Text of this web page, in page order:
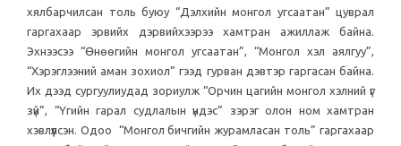
хялбарчилсан толь буюу “Дэлхийн монгол угсаатан” цуврал
гаргахаар эрвийх дэрвийхээрээ хамтран ажиллаж байна.
Эхнээсээ “Өнөөгийн монгол угсаатан”, “Монгол хэл аялгуу”,
“Хэрэглээний аман зохиол” гээд гурван дэвтэр гаргасан байна.
Их дээд сургуулиудад зориулж “Орчин цагийн монгол хэлний үг
зүй”, “Үгийн гарал судлалын үндэс” зэрэг олон ном хамтран
хэвлүүлсэн. Одоо “Монгол бичгийн журамласан толь” гаргахаар